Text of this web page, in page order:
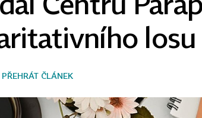
losu
PŘEHRÁT ČLÁNEK